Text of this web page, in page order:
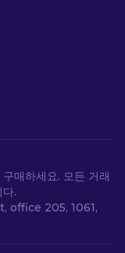
매하세요. 모든 거래
.
office 205, 1061,